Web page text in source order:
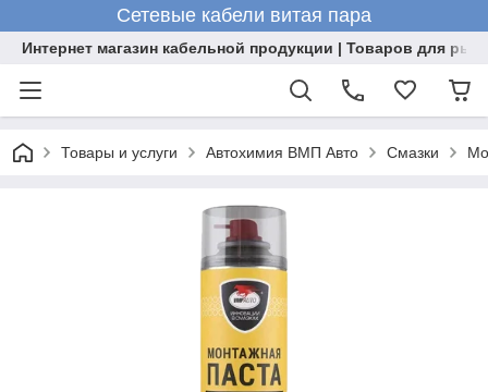
Сетевые кабели витая пара
Интернет магазин кабельной продукции | Товаров для
Товары и услуги Автохимия ВМП Авто Смазки